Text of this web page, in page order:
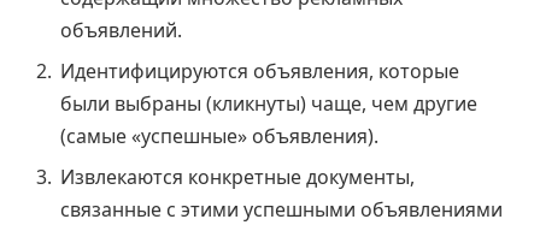
объявлений.
Идентифицируются объявления, которые
были выбраны (кликнуты) чаще, чем другие
(самые «успешные» объявления).
Извлекаются конкретные документы,
связанные с этими успешными объявлениями